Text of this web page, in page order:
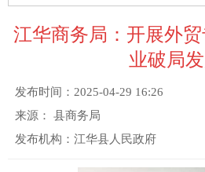
江华商务局：开展外
业破局
发布时间： 2025-04-29 16:26
来源： 县商务局
发布机构： 江华县人民政府